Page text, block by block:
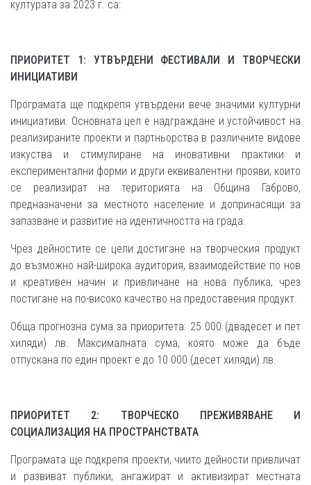
културата за 2023 г. са:
ПРИОРИТЕТ 1: УТВЪРДЕНИ ФЕСТИВАЛИ И ТВОРЧЕСКИ
ИНИЦИАТИВИ
Програмата ще подкрепя утвърдени вече значими културни
инициативи. Основната цел е надграждане и устойчивост на
реализираните проекти и партньорства в различните видове
изкуства и стимулиране на иновативни практики и
експериментални форми и други еквивалентни прояви, които
се реализират на територията на Община Габрово,
предназначени за местното население и допринасящи за
запазване и развитие на идентичността на града.
Чрез дейностите се цели достигане на творческия продукт
до възможно най-широка аудитория, взаимодействие по нов
и креативен начин и привличане на нова публика, чрез
постигане на по-високо качество на предоставения продукт.
Обща прогнозна сума за приоритета: 25 000 (двадесет и пет
хиляди) лв. Максималната сума, която може да бъде
отпускана по един проект е до 10 000 (десет хиляди) лв.
ПРИОРИТЕТ 2: ТВОРЧЕСКО ПРЕЖИВЯВАНЕ И
СОЦИАЛИЗАЦИЯ НА ПРОСТРАНСТВАТА
Програмата ще подкрепя проекти, чиито дейности привличат
и развиват публики, ангажират и активизират местната